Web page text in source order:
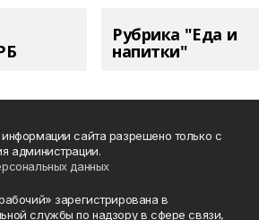
Рубрика "Еда и
напитки"
сайта разрешено только с
администрации.
данных
зарегистрирована в
службы по надзору в сфере связи,